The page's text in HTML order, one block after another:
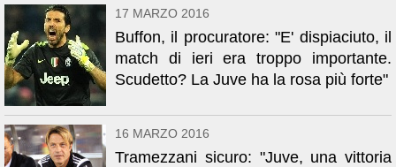
17 MARZO 2016
Buffon, il procuratore: "E' dispiaciuto, il
match di ieri era troppo importante.
Scudetto? La Juve ha la rosa più forte"
16 MARZO 2016
Tramezzani sicuro: "Juve, una vittoria